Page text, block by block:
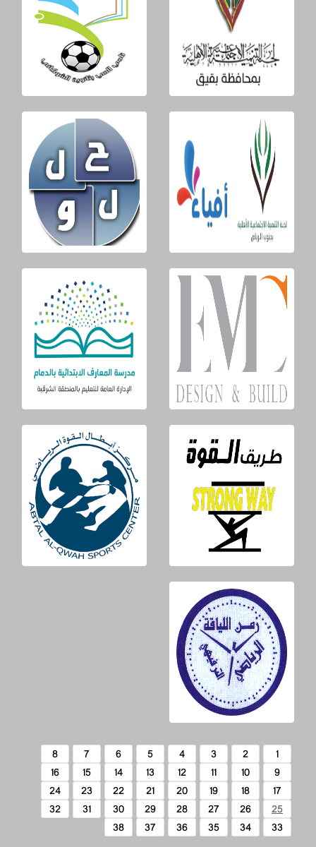
1
2
3
4
5
6
7
8
9
10
11
12
13
14
15
16
17
18
19
20
21
22
23
24
25
26
27
28
29
30
31
32
33
34
35
36
37
38